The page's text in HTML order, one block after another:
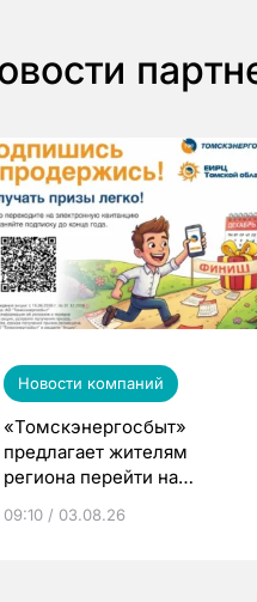
Новости компаний
«Томскэнергосбыт»
предлагает жителям
региона перейти на
выиграть призы
09:10 / 03.08.26